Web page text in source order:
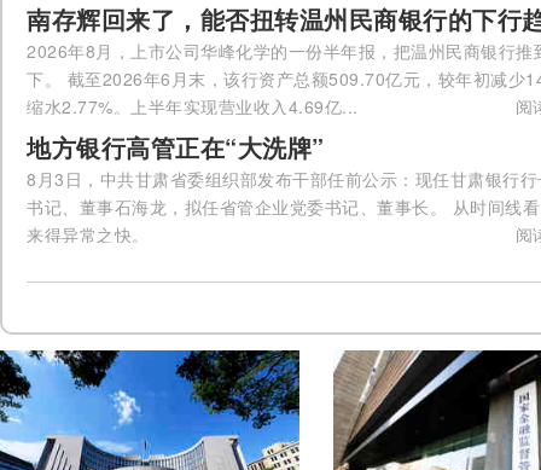
南存辉回来了，能否扭转温州民商银行的下行
2026年8月，上市公司华峰化学的一份半年报，把温州民商银行推
下。 截至2026年6月末，该行资产总额509.70亿元，较年初减少
缩水2.77%。上半年实现营业收入4.69亿...
阅
地方银行高管正在“大洗牌”
8月3日，中共甘肃省委组织部发布干部任前公示：现任甘肃银行
书记、董事石海龙，拟任省管企业党委书记、董事长。 从时间线
来得异常之快。
阅